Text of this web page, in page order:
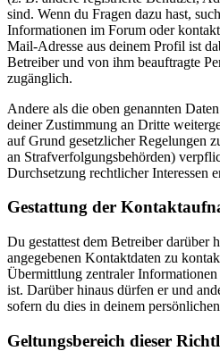
sind. Wenn du Fragen dazu hast,
Informationen im Forum oder
Mail-Adresse aus deinem Profil ist
Betreiber und von ihm beauftragte
zugänglich.
Andere als die oben genannten
deiner Zustimmung an Dritte
auf Grund gesetzlicher Regelungen
an Strafverfolgungsbehörden)
Durchsetzung rechtlicher Interessen
Gestattung der
Du gestattest dem Betreiber darüber
angegebenen Kontaktdaten zu
Übermittlung zentraler
ist. Darüber hinaus dürfen er und
sofern du dies in deinem
Geltungsbereich dieser